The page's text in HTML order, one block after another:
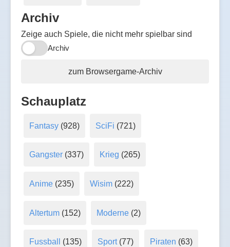
Archiv
Zeige auch Spiele, die nicht mehr spielbar sind
Archiv
zum Browsergame-Archiv
Schauplatz
Fantasy(928) SciFi (721)
Gangster(337) Krieg (265)
Anime(235) Wisim (222)
Altertum(152) Moderne (2)
Fussball (135) Sport(77) Piraten (63)